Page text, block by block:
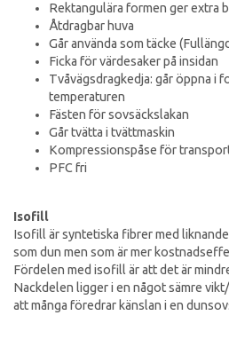
Rektangulära formen ger extra
Åtdragbar huva
Går använda som täcke
Ficka för värdesaker på insidan
Tvåvägsdragkedja: går öppna i
temperaturen
Fästen för sovsäckslakan
Går tvätta i tvättmaskin
Kompressionspåse för
PFC fri
Isofill
Isofill är syntetiska fibrer med
som dun men som är mer
Fördelen med isofill är att det är
Nackdelen ligger i en något sämre
att många föredrar känslan i en